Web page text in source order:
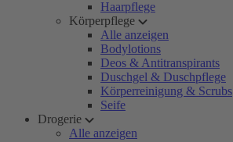
Haarpflege
Körperpflege
Alle anzeigen
Bodylotions
Deos & Antitranspirants
Duschgel & Duschpflege
Körperreinigung & Scrubs
Seife
Drogerie
Alle anzeigen